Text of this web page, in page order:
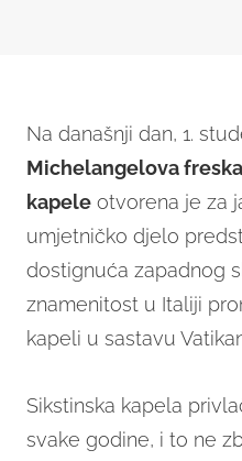
Na današnji dan, 1.
Michelangelova freska
kapele otvorena je za
umjetničko djelo
dostignuća zapadnog
znamenitost u Italiji
kapeli u sastavu
Sikstinska kapela
svake godine, i to ne